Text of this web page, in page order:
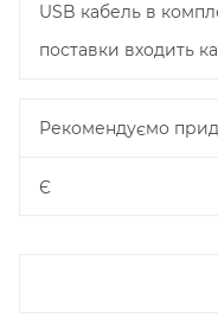
USB кабель в
поставки входить
Рекомендуємо
Є